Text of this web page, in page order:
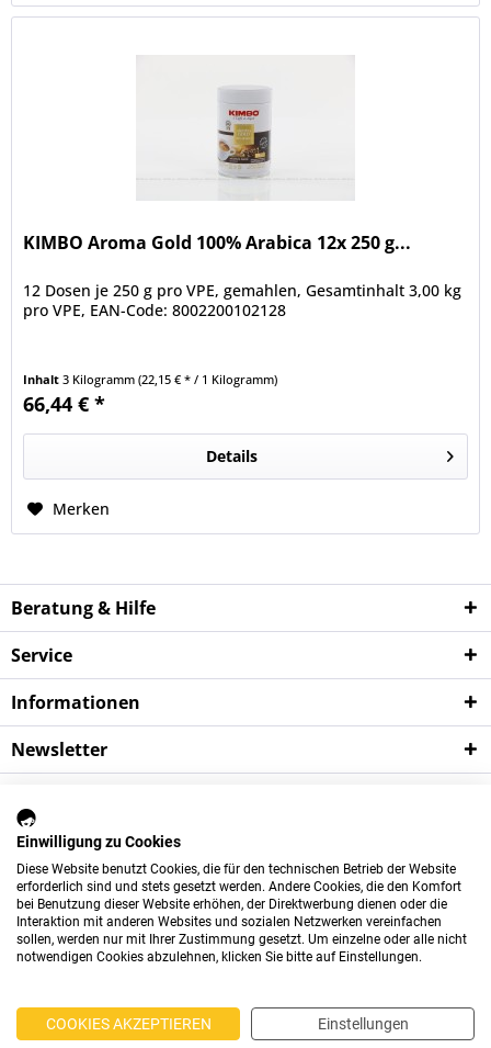
KIMBO Aroma Gold 100% Arabica 12x 250 g...
12 Dosen je 250 g pro VPE, gemahlen, Gesamtinhalt 3,00 kg
pro VPE, EAN-Code: 8002200102128
Inhalt3 Kilogramm(22,15 € * / 1 Kilogramm)
66,44 € *
Details
Merken
Beratung & Hilfe
Service
Informationen
Newsletter
*
Mehrwertsteuer sowie zzgl.
Nachnahmegebühren, sofern nicht anders beschrieben.
Das Angebot dieses Shops richtet sich ausschließlich an gewerbliche
Kunden.Der Mindestbestellwert beträgt 75 Euro.
Newsletter Über uns
Kontakt
Impressum
Einwilligung zu Cookies
Diese Website benutzt Cookies, die für den technischen Betrieb der Website
erforderlich sind und stets gesetzt werden. Andere Cookies, die den Komfort
bei Benutzung dieser Website erhöhen, der Direktwerbung dienen oder die
Interaktion mit anderen Websites und sozialen Netzwerken vereinfachen
sollen, werden nur mit Ihrer Zustimmung gesetzt. Um einzelne oder alle nicht
notwendigen Cookies abzulehnen, klicken Sie bitte auf Einstellungen.
COOKIES AKZEPTIEREN Einstellungen